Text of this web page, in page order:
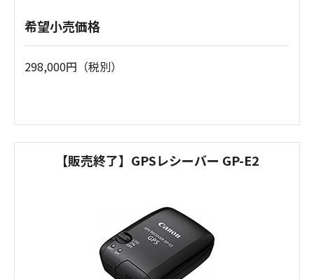
希望小売価格
298,000円（税別）
【販売終了】GPSレシーバー GP-E2